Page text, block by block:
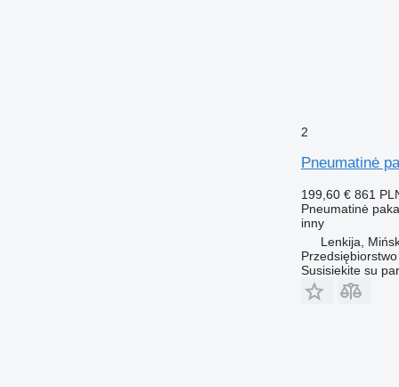
2
Pneumatinė
199,60 € 861
Pneumatinė
inny
Lenkija,
Susisiekite su